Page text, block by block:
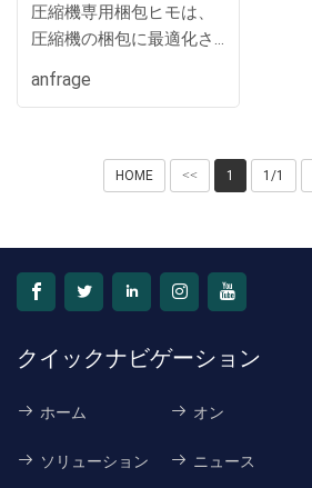
圧縮機専用梱包ヒモは、
圧縮機の梱包に最適化さ
幅9mmから25mmまでの
ため、大型の圧縮機を安
定して梱包するのに十分
す。
anfrage
HOME << 1 1/1
クイックナビゲーション
ホーム オン
ソリューション ニュース